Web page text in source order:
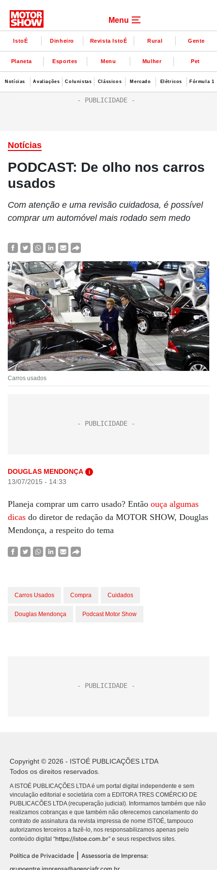
Menu
IstoÉ Dinheiro Revista IstoÉ Rural Gente
Planeta Esportes Menu Mulher Pet
Notícias Avaliações Colunistas Clássicos Mercado Elétricos Fórmula 1
Notícias
PODCAST: De olho nos carros
usados
Com atenção e uma revisão cuidadosa, é possível
comprar um automóvel mais rodado sem medo
Carros usados
DOUGLAS MENDONÇA i
13/07/2015 - 14:33
Planeja comprar um carro usado? Então ouça algumas
dicas do diretor de redação da MOTOR SHOW, Douglas
Mendonça, a respeito do tema
Carros Usados Compra Cuidados
Douglas Mendonça Podcast Motor Show
Copyright © 2026 - ISTOÉ PUBLICAÇÕES LTDA
Todos os direitos reservados.
A ISTOÉ PUBLICAÇÕES LTDA é um portal digital independente e sem
vinculação editorial e societária com a EDITORA TRES COMÉRCIO DE
PUBLICACÕES LTDA (recuperação judicial). Informamos também que não
realizamos cobranças e que também não oferecemos cancelamento do
contrato de assinatura da revista impressa de nome ISTOÉ, tampouco
autorizamos terceiros a fazê-lo, nos responsabilizamos apenas pelo
conteúdo digital “https://istoe.com.br” e seus respectivos sites.
Política de Privacidade
Assessoria de Imprensa: